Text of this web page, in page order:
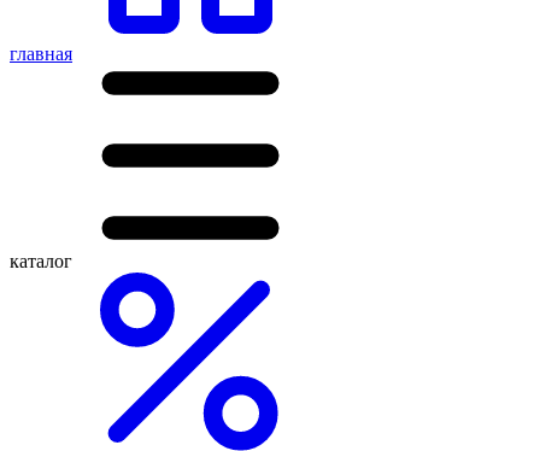
главная
каталог